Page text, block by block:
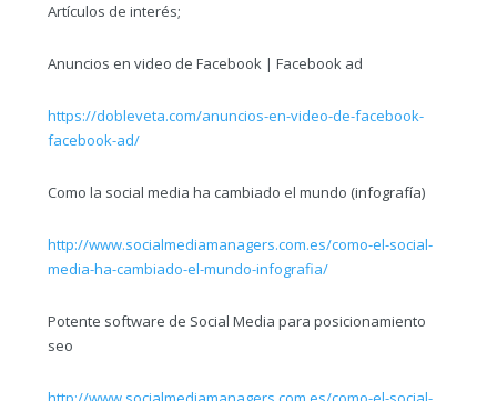
Artículos de interés;
Anuncios en video de Facebook | Facebook ad
https://dobleveta.com/anuncios-en-video-de-facebook-
facebook-ad/
Como la social media ha cambiado el mundo (infografía)
http://www.socialmediamanagers.com.es/como-el-social-
media-ha-cambiado-el-mundo-infografia/
Potente software de Social Media para posicionamiento
seo